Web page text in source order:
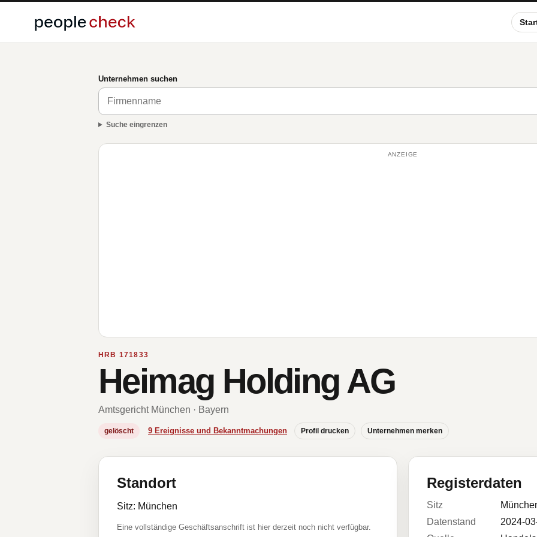
Unternehmen suchen
Suche eingrenzen
ANZEIGE
HRB 171833
Heimag Holding AG
Amtsgericht München · Bayern
gelöscht 9 Ereignisse und Bekanntmachungen Profil drucken Unternehmen merken
Standort
Sitz: München
Eine vollständige Geschäftsanschrift ist hier derzeit noch nicht verfügbar.
Registerdaten
Sitz
Datenstand
2024-